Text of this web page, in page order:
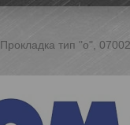
Прокладка тип "о",